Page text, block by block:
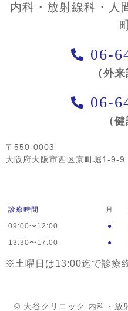
内科・放射線科・人
06-
（外
06-
（
〒550-0003
大阪府大阪市西区京町堀1-9-9
診療時間 月
09:00〜12:00
●
13:30〜17:00
●
※土曜日は13:00迄で診療
© 大谷クリニック 内科・放